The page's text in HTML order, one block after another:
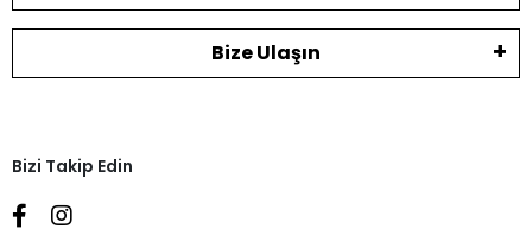
Bize Ulaşın
Bizi Takip Edin